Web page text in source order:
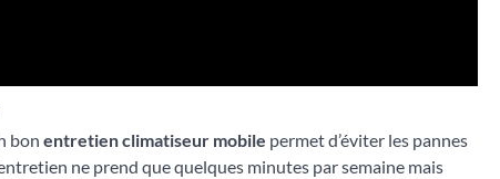
bon entretien climatiseur mobile permet d’éviter les pannes
ne prend que quelques minutes par semaine mais